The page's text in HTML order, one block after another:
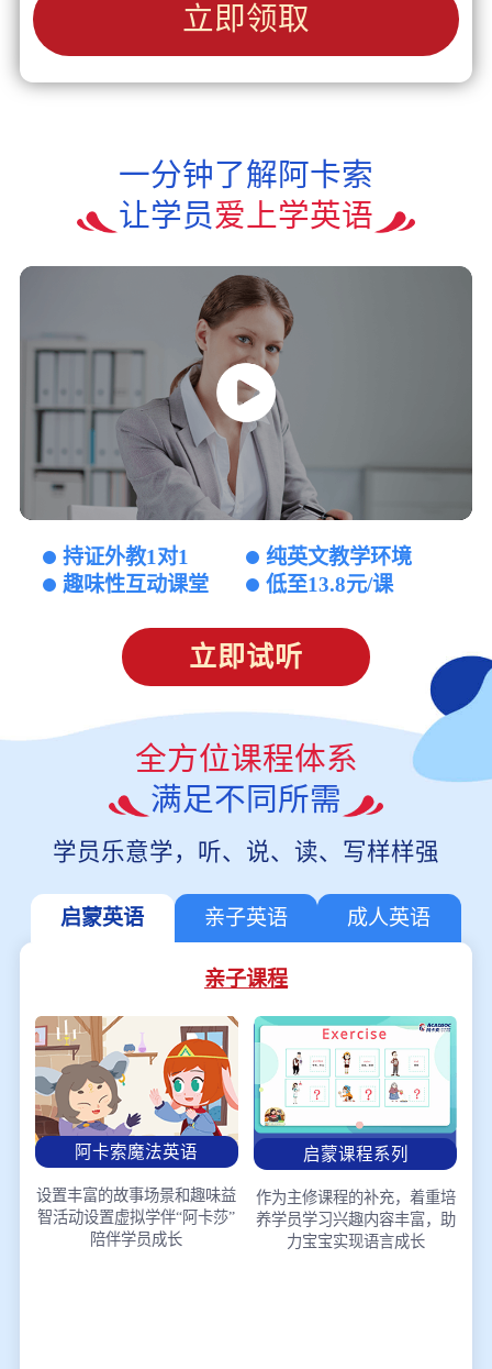
立即领取
一分钟了解阿卡索
让学员爱上学英语
持证外教1对1
纯英文教学环境
趣味性互动课堂
低至13.8元/课
立即试听
全方位课程体系
满足不同所需
学员乐意学，听、说、读、写样样强
启蒙英语 亲子英语 成人英语
亲子课程
阿卡索魔法英语
设置丰富的故事场景和趣味益
智活动设置虚拟学伴“阿卡莎”
陪伴学员成长
启蒙课程系列
作为主修课程的补充，着重培
养学员学习兴趣内容丰富，助
力宝宝实现语言成长